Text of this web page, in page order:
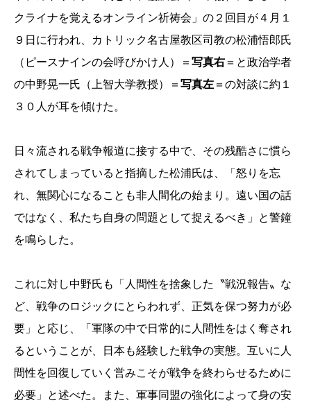
クライナを覚えるオンライン祈祷会」の２回目が４月１
９日に行われ、カトリック名古屋教区司教の松浦悟郎氏
（ピースナインの会呼びかけ人）＝ 写真右 ＝と政治学者
の中野晃一氏（上智大学教授）＝ 写真左 ＝の対談に約１
３０人が耳を傾けた。
日々流される戦争報道に接する中で、その残酷さに慣ら
されてしまっていると指摘した松浦氏は、「怒りを忘
れ、無関心になることも非人間化の始まり。遠い国の話
ではなく、私たち自身の問題として捉えるべき」と警鐘
を鳴らした。
これに対し中野氏も「人間性を捨象した〝戦況報告〟な
ど、戦争のロジックにとらわれず、正気を保つ努力が必
要」と応じ、「軍隊の中で日常的に人間性をはく奪され
るということが、日本も経験した戦争の実態。互いに人
間性を回復していく営みこそが戦争を終わらせるために
必要」と述べた。また、軍事同盟の強化によって身の安